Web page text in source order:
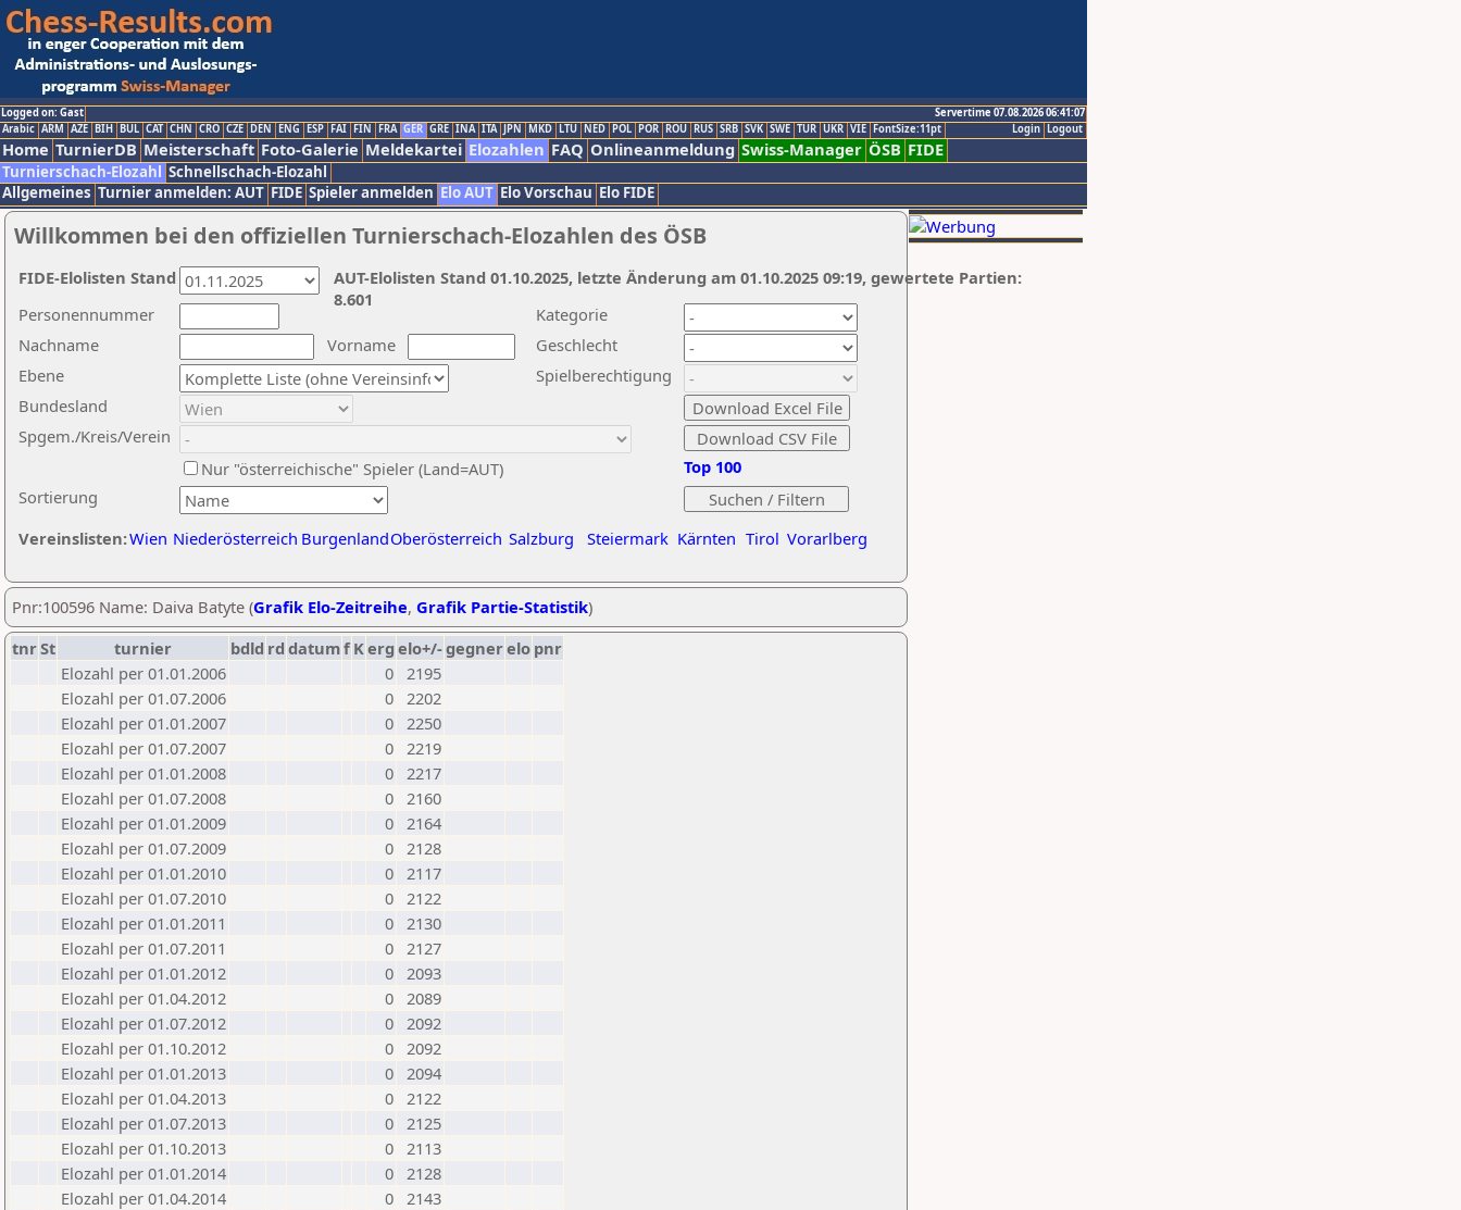
Logged on: Gast
Servertime 07.08.2026 06:41:07
Logout
Login
Arabic ARM AZE BIH BUL CAT CHN CRO CZE DEN ENG ESP FAI FIN FRA GER GRE INA ITA JPN MKD LTU NED POL POR ROU RUS SRB SVK SWE TUR UKR VIE FontSize:11pt
Home TurnierDB Meisterschaft Foto-Galerie Meldekartei Elozahlen FAQ Onlineanmeldung Swiss-Manager ÖSB FIDE
Turnierschach-Elozahl Schnellschach-Elozahl
Allgemeines Turnier anmelden: AUT FIDE Spieler anmelden Elo AUT Elo Vorschau Elo FIDE
Willkommen bei den offiziellen Turnierschach-Elozahlen des ÖSB
Nachname
Vorname
Ebene
Kategorie
Sortierung
Personennummer
Bundesland
Spgem./Kreis/Verein
Geschlecht
Nur "österreichische" Spieler (Land=AUT)
Spielberechtigung
Vereinslisten:Wien Niederösterreich BurgenlandOberösterreich Salzburg Steiermark Kärnten Tirol Vorarlberg
Top 100
AUT-Elolisten Stand 01.10.2025, letzte Änderung am 01.10.2025 09:19, gewertete Partien:
8.601
FIDE-Elolisten Stand
Pnr:100596 Name: Daiva Batyte (Grafik Elo-Zeitreihe, Grafik Partie-Statistik)
tnrSt turnier bdld rd datumf Kerg elo+/-gegnerelo pnr
Elozahl per 01.01.2006
0 2195
Elozahl per 01.07.2006
0 2202
Elozahl per 01.01.2007
0 2250
Elozahl per 01.07.2007
0 2219
Elozahl per 01.01.2008
0 2217
Elozahl per 01.07.2008
0 2160
Elozahl per 01.01.2009
0 2164
Elozahl per 01.07.2009
0 2128
Elozahl per 01.01.2010
0 2117
Elozahl per 01.07.2010
0 2122
Elozahl per 01.01.2011
0 2130
Elozahl per 01.07.2011
0 2127
Elozahl per 01.01.2012
0 2093
Elozahl per 01.04.2012
0 2089
Elozahl per 01.07.2012
0 2092
Elozahl per 01.10.2012
0 2092
Elozahl per 01.01.2013
0 2094
Elozahl per 01.04.2013
0 2122
Elozahl per 01.07.2013
0 2125
Elozahl per 01.10.2013
0 2113
Elozahl per 01.01.2014
0 2128
Elozahl per 01.04.2014
0 2143